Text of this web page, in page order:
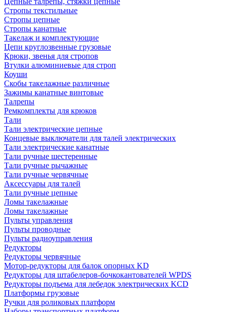
Стропы текстильные
Стропы цепные
Стропы канатные
Такелаж и комплектующие
Цепи круглозвенные грузовые
Крюки, звенья для стропов
Втулки алюминиевые для строп
Коуши
Скобы такелажные различные
Зажимы канатные винтовые
Талрепы
Ремкомплекты для крюков
Тали
Тали электрические цепные
Концевые выключатели для талей электрических
Тали электрические канатные
Тали ручные шестеренные
Тали ручные рычажные
Тали ручные червячные
Аксессуары для талей
Тали ручные цепные
Ломы такелажные
Ломы такелажные
Пульты управления
Пульты проводные
Пульты радиоуправления
Редукторы
Редукторы червячные
Мотор-редукторы для балок опорных KD
Редукторы для штабелеров-бочкокантователей WPDS
Редукторы подъема для лебедок электрических KCD
Платформы грузовые
Ручки для роликовых платформ